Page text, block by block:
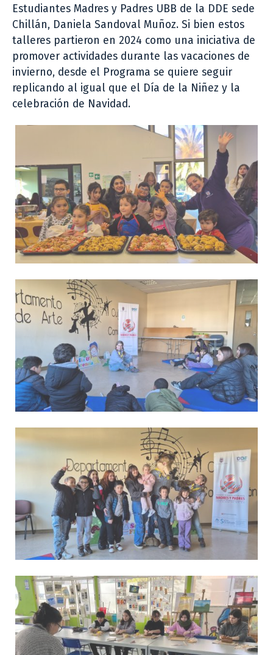
Estudiantes Madres y Padres UBB de la DDE sede
Chillán, Daniela Sandoval Muñoz. Si bien estos
talleres partieron en 2024 como una iniciativa de
promover actividades durante las vacaciones de
invierno, desde el Programa se quiere seguir
replicando al igual que el Día de la Niñez y la
celebración de Navidad.